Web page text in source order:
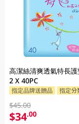
高潔絲清爽透氣特長
2 X 40PC
指定品牌送贈品 指定分
$45.00
$34.00